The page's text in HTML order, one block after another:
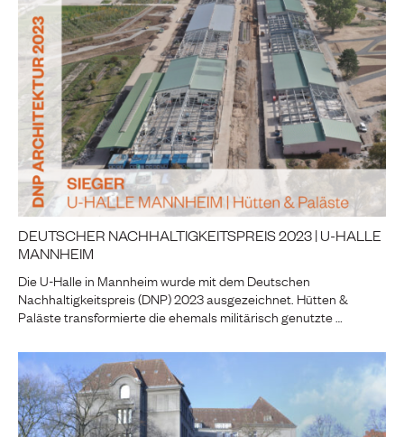
DEUTSCHER NACHHALTIGKEITSPREIS 2023 | U-HALLE
MANNHEIM
Die U-Halle in Mannheim wurde mit dem Deutschen
Nachhaltigkeitspreis (DNP) 2023 ausgezeichnet. Hütten &
Paläste transformierte die ehemals militärisch genutzte …